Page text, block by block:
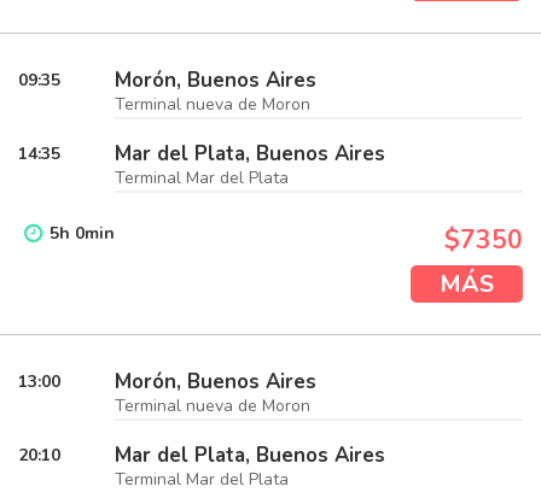
09:35 Morón, Buenos Aires
Terminal nueva de Moron
14:35 Mar del Plata, Buenos Aires
Terminal Mar del Plata
5h 0min $7350
MÁS
13:00 Morón, Buenos Aires
Terminal nueva de Moron
20:10 Mar del Plata, Buenos Aires
Terminal Mar del Plata